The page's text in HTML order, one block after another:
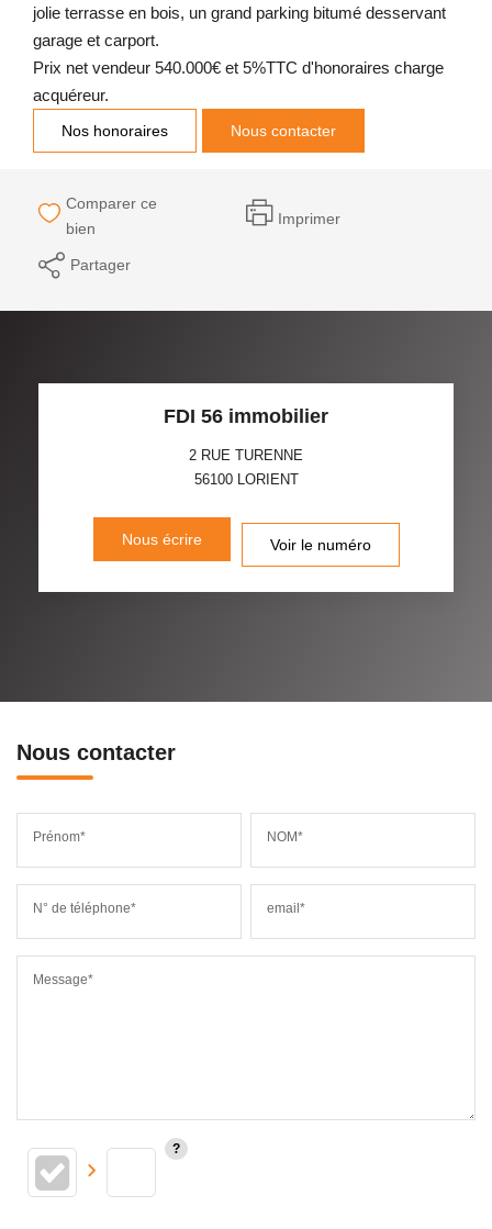
jolie terrasse en bois, un grand parking bitumé desservant
garage et carport.
Prix net vendeur 540.000€ et 5%TTC d'honoraires charge
acquéreur.
Nos honoraires Nous contacter
Comparer ce
bien
Imprimer
Partager
FDI 56 immobilier
2 RUE TURENNE
56100 LORIENT
Nous écrire Voir le numéro
Nous contacter
Prénom* NOM*
N° de téléphone* email*
Message*